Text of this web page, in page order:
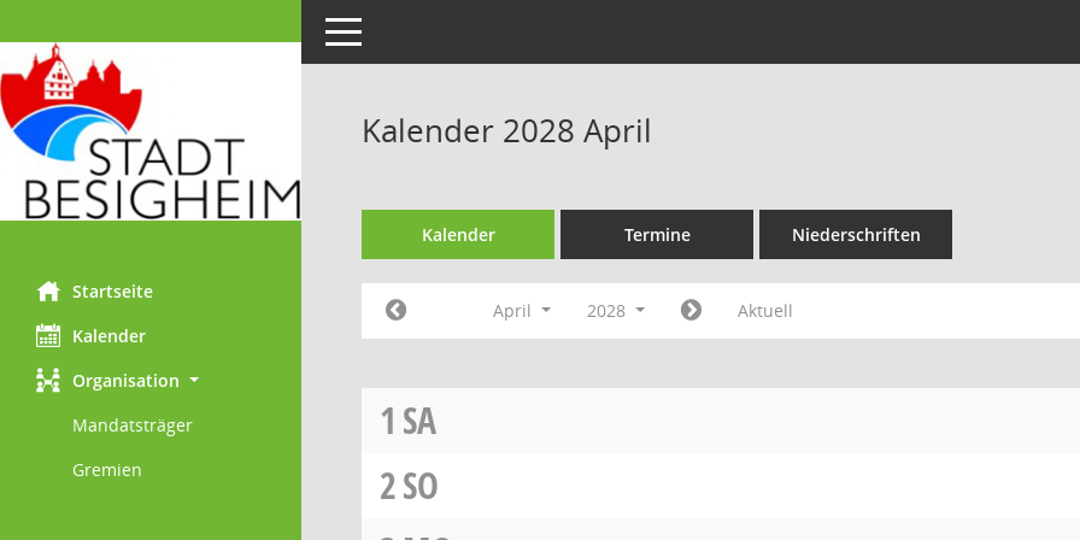
Startseite
Kalender
Organisation
Mandatsträger
Gremien
Toggle navigation
Kalender 2028 April
Kalender Termine Niederschriften
April 2028 Aktuell
1 SA
2SO